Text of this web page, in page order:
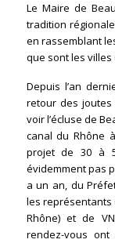
Le Maire de
tradition
en rassemblant
que sont les villes
Depuis l’an
retour des
voir l’écluse de
canal du Rhône
projet de 30 à
évidemment pas
a un an, du
les représentants
Rhône) et de
rendez-vous